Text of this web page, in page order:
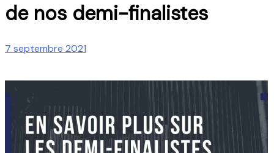
de nos demi-finalistes
7 septembre 2021